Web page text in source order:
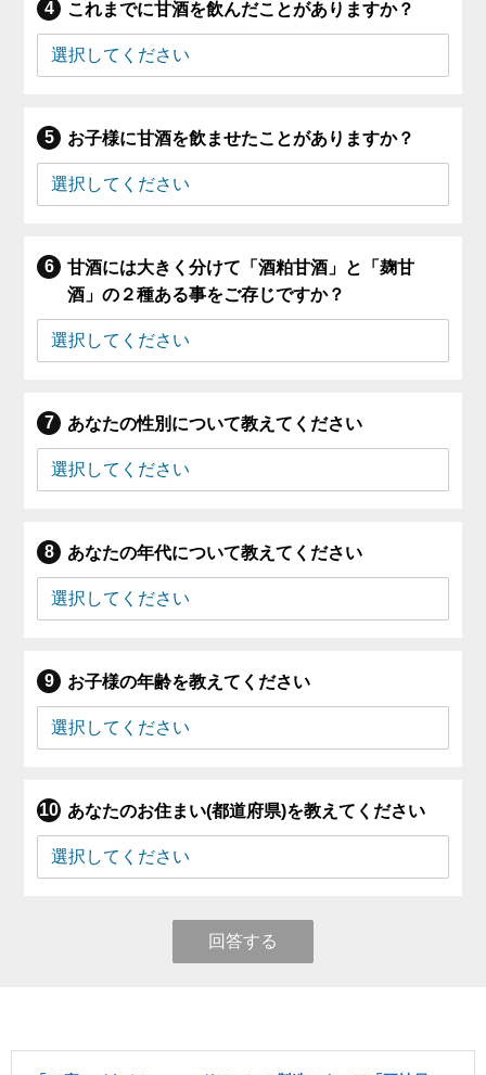
これまでに甘酒を飲んだことがありますか？
お子様に甘酒を飲ませたことがありますか？
甘酒には大きく分けて「酒粕甘酒」と「麹甘
酒」の２種ある事をご存じですか？
あなたの性別について教えてください
あなたの年代について教えてください
お子様の年齢を教えてください
あなたのお住まい(都道府県)を教えてください
回答する